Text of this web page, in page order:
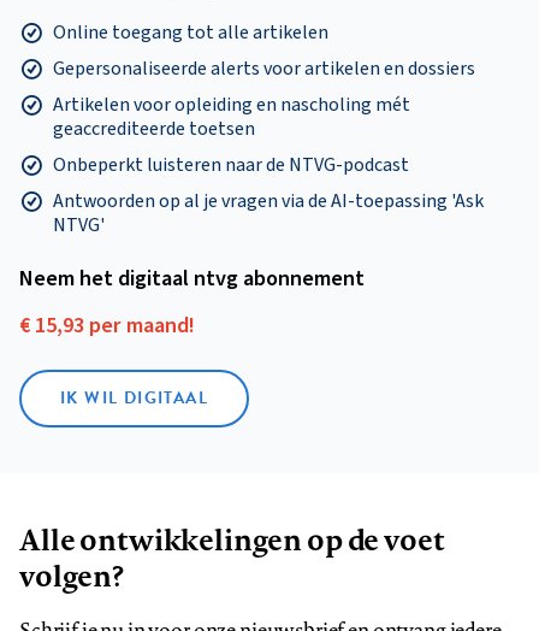
Online toegang tot alle artikelen
Gepersonaliseerde alerts voor artikelen en dossiers
Artikelen voor opleiding en nascholing mét
geaccrediteerde toetsen
Onbeperkt luisteren naar de NTVG-podcast
Antwoorden op al je vragen via de AI-toepassing 'Ask
NTVG'
Neem het digitaal ntvg abonnement
€ 15,93 per maand!
IK WIL DIGITAAL
Alle ontwikkelingen op de voet
volgen?